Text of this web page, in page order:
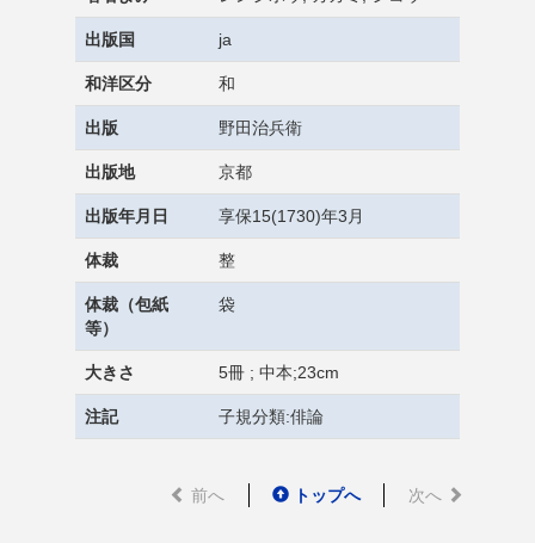
出版国 ja
和洋区分 和
出版 野田治兵衛
出版地 京都
出版年月日 享保15(1730)年3月
体裁 整
体裁（包紙
等）
袋
大きさ 5冊 ; 中本;23cm
注記 子規分類:俳論
前へ トップへ 次へ